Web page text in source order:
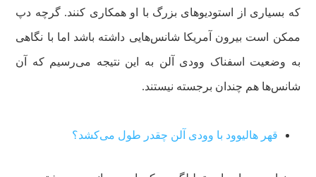
که بسیاری از استودیوهای بزرگ با او همکاری کنند. گرچه دپ
ممکن است بیرون آمریکا شانس‌هایی داشته باشد اما با نگاهی
به وضعیت اسفناک وودی آلن به این نتیجه می‌رسیم که آن
شانس‌ها هم چندان برجسته نیستند.
قهر هالیوود با وودی آلن چقدر طول می‌کشد؟